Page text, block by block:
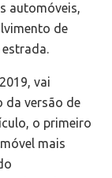
automóveis,
de
vai
da versão de
o primeiro
mais